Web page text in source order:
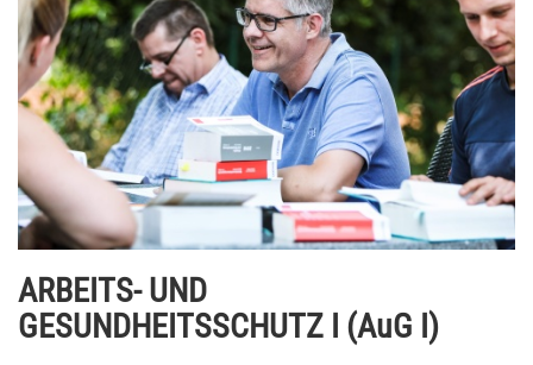
ARBEITS- UND
GESUNDHEITSSCHUTZ I (AuG I)